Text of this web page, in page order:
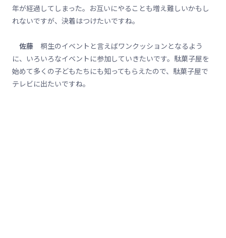
年が経過してしまった。お互いにやることも増え難しいかもし
れないですが、決着はつけたいですね。
佐藤 桐生のイベントと言えばワンクッションとなるよう
に、いろいろなイベントに参加していきたいです。駄菓子屋を
始めて多くの子どもたちにも知ってもらえたので、駄菓子屋で
テレビに出たいですね。